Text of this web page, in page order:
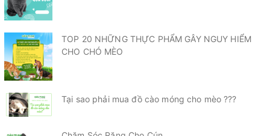
TOP 20 NHỮNG THỰC PHẨM GÂY NGUY HIỂM
CHO CHÓ MÈO
Tại sao phải mua đồ cào móng cho mèo ???